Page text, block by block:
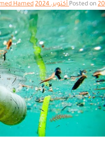
by
Mohamed Hamed